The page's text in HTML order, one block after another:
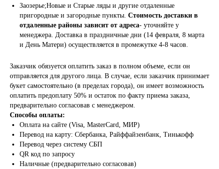
Заозерье;Новые и Старые ляды и другие отдаленные
пригородные и загородные пункты. Стоимость доставки в
отдаленные районы зависит от адреса- уточняйте у
менеджера. Доставка в праздничные дни (14 февраля, 8 марта
и День Матери) осуществляется в промежутке 4-8 часов.
Заказчик обязуется оплатить заказ в полном объеме, если он
отправляется для другого лица. В случае, если заказчик принимает
букет самостоятельно (в пределах города), он имеет возможность
оплатить предоплату 50% и остаток по факту приема заказа,
предварительно согласовав с менеджером.
Способы оплаты:
Оплата на сайте (Visa, MasterCard, МИР)
Перевод на карту: Сбербанка, Райффайзенбанк, Тинькофф
Перевод через систему СБП
QR код по запросу
Наличные (предварительно согласовав)